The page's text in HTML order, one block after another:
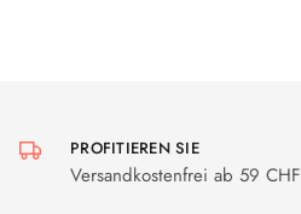
PROFITIEREN SIE
Versandkostenfrei ab 59 CHF